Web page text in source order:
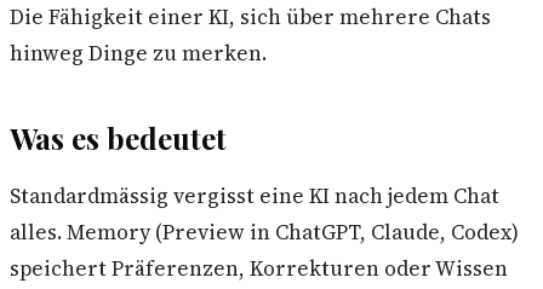
Die Fähigkeit einer KI, sich über mehrere Chats
hinweg Dinge zu merken.
Was es bedeutet
Standardmässig vergisst eine KI nach jedem Chat
alles. Memory (Preview in ChatGPT, Claude, Codex)
speichert Präferenzen, Korrekturen oder Wissen